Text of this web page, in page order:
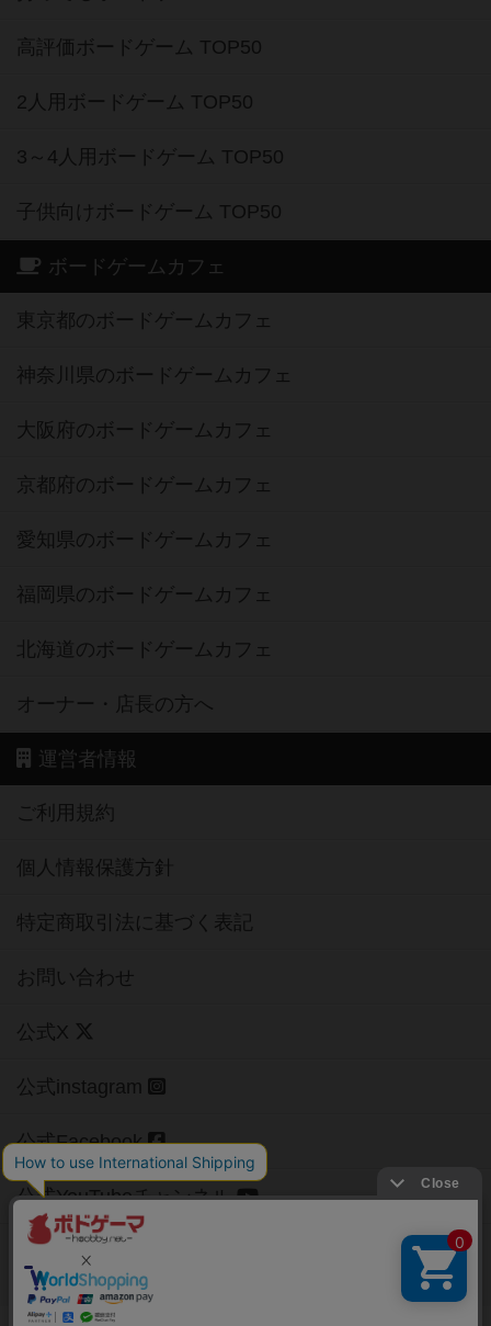
高評価ボードゲーム TOP50
2人用ボードゲーム TOP50
3～4人用ボードゲーム TOP50
子供向けボードゲーム TOP50
ボードゲームカフェ
東京都のボードゲームカフェ
神奈川県のボードゲームカフェ
大阪府のボードゲームカフェ
京都府のボードゲームカフェ
愛知県のボードゲームカフェ
福岡県のボードゲームカフェ
北海道のボードゲームカフェ
オーナー・店長の方へ
運営者情報
ご利用規約
個人情報保護方針
特定商取引法に基づく表記
お問い合わせ
公式X
公式instagram
公式Facebook
公式YouTubeチャンネル